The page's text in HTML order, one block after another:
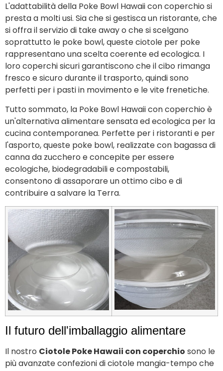
L'adattabilità della Poke Bowl Hawaii con coperchio si
presta a molti usi. Sia che si gestisca un ristorante, che
si offra il servizio di take away o che si scelgano
soprattutto le poke bowl, queste ciotole per poke
rappresentano una scelta coerente ed ecologica. I
loro coperchi sicuri garantiscono che il cibo rimanga
fresco e sicuro durante il trasporto, quindi sono
perfetti per i pasti in movimento e le vite frenetiche.
Tutto sommato, la Poke Bowl Hawaii con coperchio è
un'alternativa alimentare sensata ed ecologica per la
cucina contemporanea. Perfette per i ristoranti e per
l'asporto, queste poke bowl, realizzate con bagassa di
canna da zucchero e concepite per essere
ecologiche, biodegradabili e compostabili,
consentono di assaporare un ottimo cibo e di
contribuire a salvare la Terra.
Il futuro dell'imballaggio alimentare
Il nostro Ciotole Poke Hawaii con coperchio sono le
più avanzate confezioni di ciotole mangia-tempo che